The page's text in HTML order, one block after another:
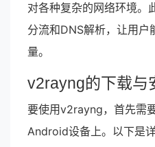
对各种复杂的网络环境。
分流和DNS解析，让用户
量。
v2rayng的下载与
要使用v2rayng，首先需
Android设备上。以下是详